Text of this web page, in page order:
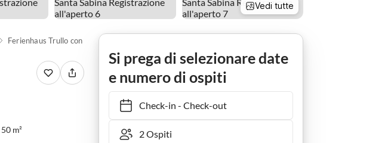
Vedi tutte
50 m²
Si prega di selezionare date
e numero di ospiti
Check-in- Check-out